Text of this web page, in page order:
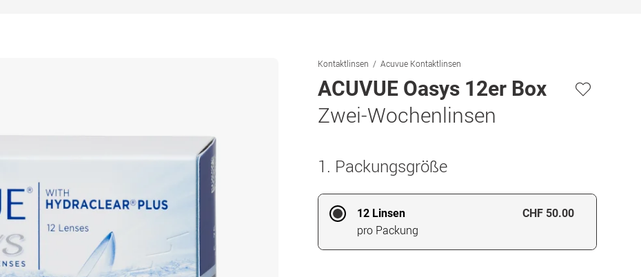
Kontaktlinsen Acuvue Kontaktlinsen
ACUVUE Oasys 12er Box
Zwei-Wochenlinsen
1. Packungsgröße
12 Linsen
pro Packung
CHF 50.00